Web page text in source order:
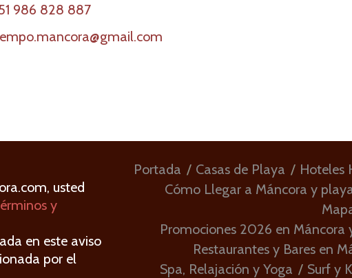
986 828 887
Portada Casas de Playa Hoteles
Cómo Llegar a Máncora y
Promociones 2026 en Máncora
Restaurantes y Bares en
Spa, Relajación y Yoga
Surf y
usted
y
en este aviso
por el